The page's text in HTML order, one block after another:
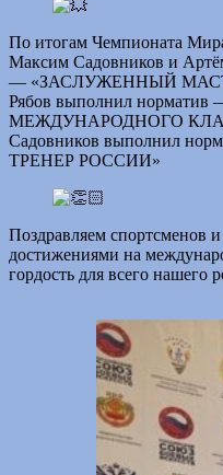
По итогам Чемпионата
Максим Садовников и
— «ЗАСЛУЖЕННЫЙ
Рябов выполнил
МЕЖДУНАРОДНОГО
Садовников выполнил
ТРЕНЕР РОССИИ»
Поздравляем спортсменов
достижениями на
гордость для всего нашего